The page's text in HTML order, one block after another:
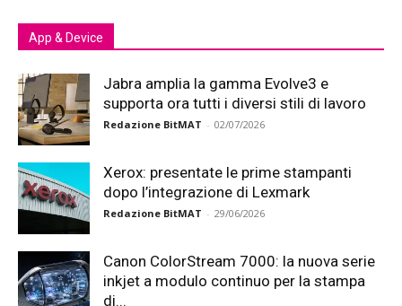
App & Device
Jabra amplia la gamma Evolve3 e
supporta ora tutti i diversi stili di lavoro
Redazione BitMAT - 02/07/2026
Xerox: presentate le prime stampanti
dopo l’integrazione di Lexmark
Redazione BitMAT - 29/06/2026
Canon ColorStream 7000: la nuova serie
inkjet a modulo continuo per la stampa
di...